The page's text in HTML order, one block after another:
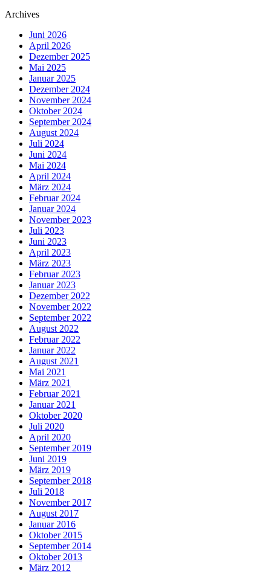
Archives
Juni 2026
April 2026
Dezember 2025
Mai 2025
Januar 2025
Dezember 2024
November 2024
Oktober 2024
September 2024
August 2024
Juli 2024
Juni 2024
Mai 2024
April 2024
März 2024
Februar 2024
Januar 2024
November 2023
Juli 2023
Juni 2023
April 2023
März 2023
Februar 2023
Januar 2023
Dezember 2022
November 2022
September 2022
August 2022
Februar 2022
Januar 2022
August 2021
Mai 2021
März 2021
Februar 2021
Januar 2021
Oktober 2020
Juli 2020
April 2020
September 2019
Juni 2019
März 2019
September 2018
Juli 2018
November 2017
August 2017
Januar 2016
Oktober 2015
September 2014
Oktober 2013
März 2012